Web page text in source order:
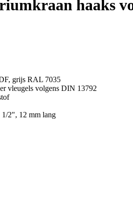
haaks
grijs RAL 7035
vleugels volgens DIN 13792
1/2", 12 mm lang